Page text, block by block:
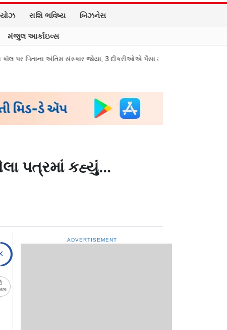
રાશિ ભવિષ્ય બિઝનેસ
મંજુલ આર્કાઇવ્સ
જોયા, 3 દીકરીઓએ પૈસા મોકલાવ્યા પણ હાજરી ન આપી
પત્રમાં કહ્યું...
ADVERTISEMENT